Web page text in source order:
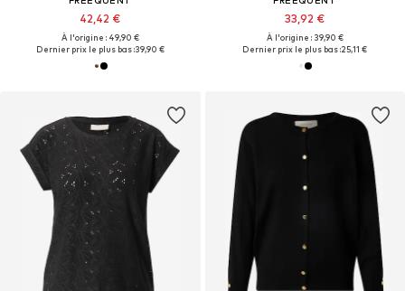
42,42 €
À l'origine : 49,90 €
Dernier prix le plus bas :39,90 €
33,92 €
À l'origine : 39,90 €
Dernier prix le plus bas :25,11 €